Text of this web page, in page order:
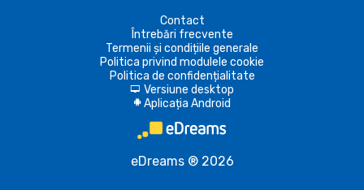
Contact
Întrebări frecvente
Termenii și condițiile generale
Politica privind modulele cookie
Politica de confidențialitate
d Versiune desktop
A Aplicația Android
eDreams ® 2026